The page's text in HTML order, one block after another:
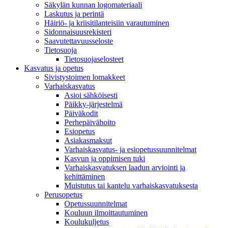
Säkylän kunnan logomateriaali
Laskutus ja perintä
Häiriö- ja kriisitilanteisiin varautuminen
Sidonnaisuusrekisteri
Saavutettavuusseloste
Tietosuoja
Tietosuojaselosteet
Kasvatus ja opetus
Sivistystoimen lomakkeet
Varhaiskasvatus
Asioi sähköisesti
Päikky-järjestelmä
Päiväkodit
Perhepäivähoito
Esiopetus
Asiakasmaksut
Varhaiskasvatus- ja esiopetussuunnitelmat
Kasvun ja oppimisen tuki
Varhaiskasvatuksen laadun arviointi ja
kehittäminen
Muistutus tai kantelu varhaiskasvatuksesta
Perusopetus
Opetussuunnitelmat
Kouluun ilmoittautuminen
Koulukuljetus